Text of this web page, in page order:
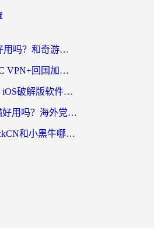
ChickCN VPN好用吗？和奇游手游VPN对比哪个回国效果更好？海外党亲测实用指南
海外党必看：PC VPN+回国加速器怎么选？无缝访问国内资源全攻略
海外党别踩坑！iOS破解版软件不可靠？教你选对回国加速器无缝看国内资源
雷神手游和快喵好用吗？海外党亲测5款回国加速器，附斧牛Bling对比+微信视频号解决办法
海外党纠结ChickCN和小黑牛哪个好？一篇帮你选对回国加速器的实用指南